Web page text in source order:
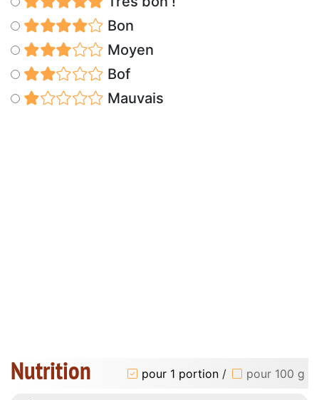
Bon
Moyen
Bof
Mauvais
Nutrition pour 1 portion / pour 100 g